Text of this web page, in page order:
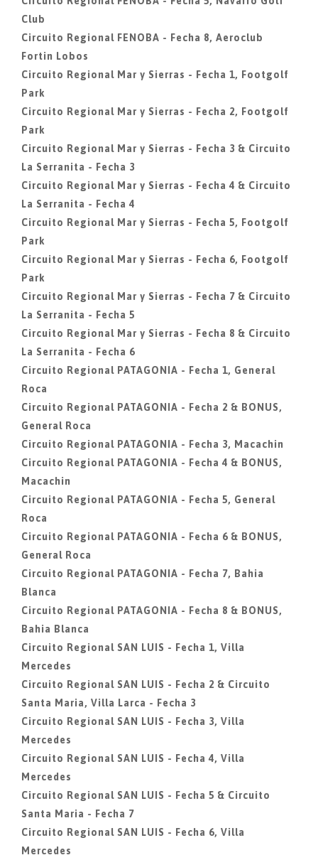
Club
Circuito Regional FENOBA - Fecha 8, Aeroclub
Fortin Lobos
Circuito Regional Mar y Sierras - Fecha 1, Footgolf
Park
Circuito Regional Mar y Sierras - Fecha 2, Footgolf
Park
Circuito Regional Mar y Sierras - Fecha 3 & Circuito
La Serranita - Fecha 3
Circuito Regional Mar y Sierras - Fecha 4 & Circuito
La Serranita - Fecha 4
Circuito Regional Mar y Sierras - Fecha 5, Footgolf
Park
Circuito Regional Mar y Sierras - Fecha 6, Footgolf
Park
Circuito Regional Mar y Sierras - Fecha 7 & Circuito
La Serranita - Fecha 5
Circuito Regional Mar y Sierras - Fecha 8 & Circuito
La Serranita - Fecha 6
Circuito Regional PATAGONIA - Fecha 1, General
Roca
Circuito Regional PATAGONIA - Fecha 2 & BONUS,
General Roca
Circuito Regional PATAGONIA - Fecha 3, Macachin
Circuito Regional PATAGONIA - Fecha 4 & BONUS,
Macachin
Circuito Regional PATAGONIA - Fecha 5, General
Roca
Circuito Regional PATAGONIA - Fecha 6 & BONUS,
General Roca
Circuito Regional PATAGONIA - Fecha 7, Bahia
Blanca
Circuito Regional PATAGONIA - Fecha 8 & BONUS,
Bahia Blanca
Circuito Regional SAN LUIS - Fecha 1, Villa
Mercedes
Circuito Regional SAN LUIS - Fecha 2 & Circuito
Santa Maria, Villa Larca - Fecha 3
Circuito Regional SAN LUIS - Fecha 3, Villa
Mercedes
Circuito Regional SAN LUIS - Fecha 4, Villa
Mercedes
Circuito Regional SAN LUIS - Fecha 5 & Circuito
Santa Maria - Fecha 7
Circuito Regional SAN LUIS - Fecha 6, Villa
Mercedes